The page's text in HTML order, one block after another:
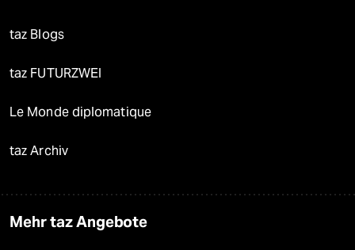
taz Blogs
taz FUTURZWEI
Le Monde diplomatique
taz Archiv
Mehr taz Angebote